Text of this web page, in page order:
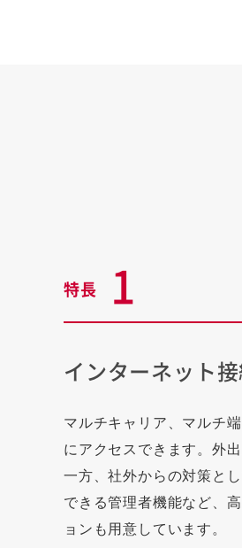
特長 1
インターネット
マルチキャリア、マルチ
にアクセスできます。外
一方、社外からの対策と
できる管理者機能など、
ョンも用意しています。